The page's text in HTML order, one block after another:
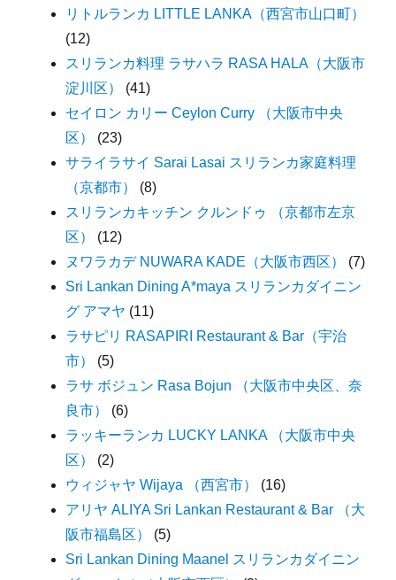
リトルランカ LITTLE LANKA（西宮市山口町）
(12)
スリランカ料理 ラサハラ RASA HALA（大阪市
淀川区）
(41)
セイロン カリー Ceylon Curry （大阪市中央
区）
(23)
サライラサイ Sarai Lasai スリランカ家庭料理
（京都市）
(8)
スリランカキッチン クルンドゥ （京都市左京
区）
(12)
ヌワラカデ NUWARA KADE（大阪市西区）
(7)
Sri Lankan Dining A*maya スリランカダイニン
グ アマヤ (11)
ラサピリ RASAPIRI Restaurant & Bar（宇治
市）
(5)
ラサ ボジュン Rasa Bojun （大阪市中央区、奈
良市）
(6)
ラッキーランカ LUCKY LANKA （大阪市中央
区）
(2)
ウィジャヤ Wijaya （西宮市）
(16)
アリヤ ALIYA Sri Lankan Restaurant & Bar （大
阪市福島区）
(5)
Sri Lankan Dining Maanel スリランカダイニン